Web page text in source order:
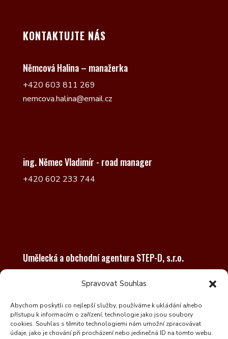
Spravovat Souhlas
Abychom poskytli co nejlepší služby, používáme k ukládání a/nebo
přístupu k informacím o zařízení, technologie jako jsou soubory
cookies. Souhlas s těmito technologiemi nám umožní zpracovávat
údaje, jako je chování při procházení nebo jedinečná ID na tomto webu.
KONTAKTUJTE NÁS
Němcová Halina – manažerka
+420 603 811 269
nemcova.halina@email.cz
ing. Němec Vladimír - road manager
+420 602 233 744
Umělecká a obchodní agentura STEP-D, s.r.o.
Zapsaná v obchodním rejstříku vedeného
Městským soudem v Praze, oddíl C, vložka 3220.